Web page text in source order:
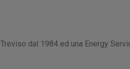
dal 1984 ed una Energy